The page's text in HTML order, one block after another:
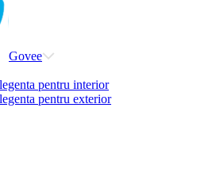
Govee
pentru interior
pentru exterior